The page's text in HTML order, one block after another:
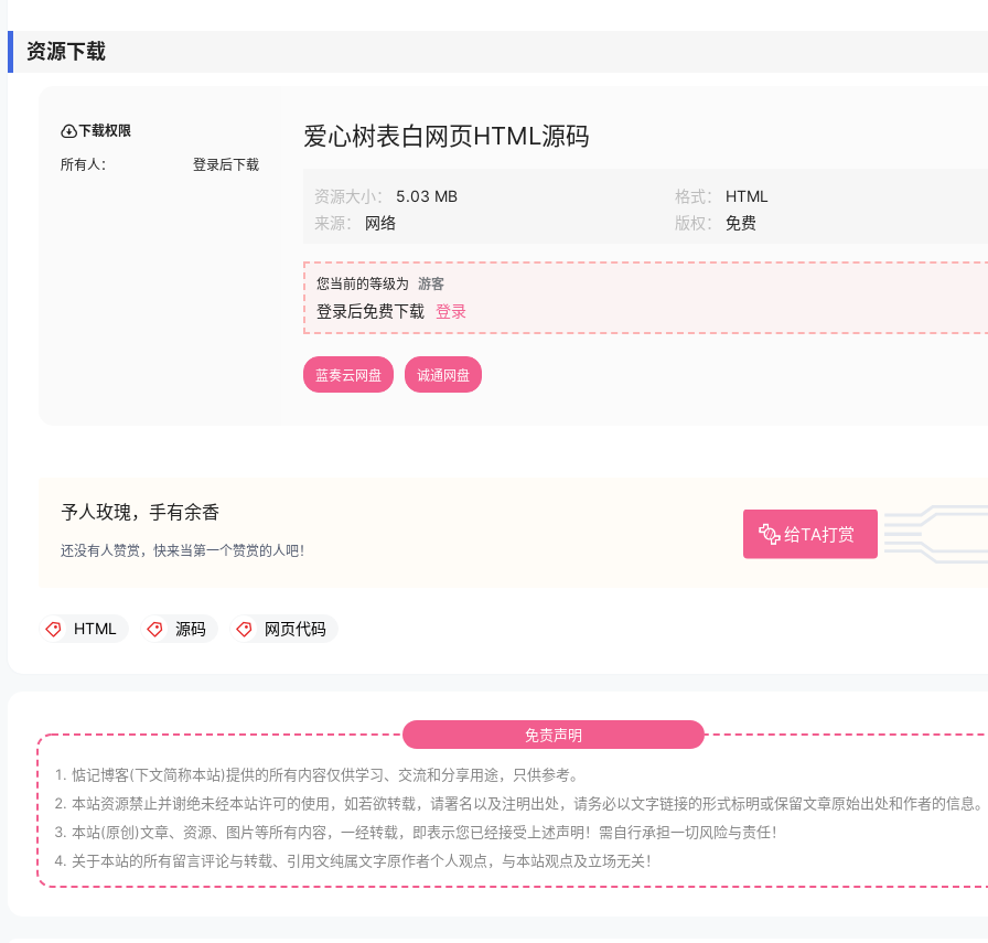
资源下载
下载权限
所有人： 登录后下载
爱心树表白网页HTML源码
资源大小： 5.03 MB 格式：
HTML
来源：
网络 版权： 免费
您当前的等级为 游客
登录后免费下载 登录
蓝奏云网盘 诚通网盘
予人玫瑰，手有余香
给TA打赏
还没有人赞赏，快来当第一个赞赏的人吧！
HTML 源码 网页代码
免责声明
惦记博客(下文简称本站)提供的所有内容仅供学习、交流和分享用途，只供参考。
本站资源禁止并谢绝未经本站许可的使用，如若欲转载，请署名以及注明出处，请务必以文字链接的形式标明或保留文章原始出处和作者的信息。
本站(原创)文章、资源、图片等所有内容，一经转载，即表示您已经接受上述声明！需自行承担一切风险与责任！
关于本站的所有留言评论与转载、引用文纯属文字原作者个人观点，与本站观点及立场无关！